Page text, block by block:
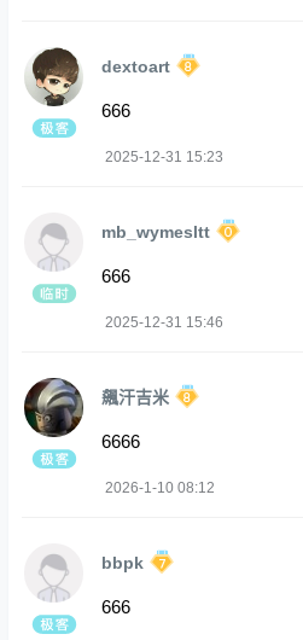
dextoart
666
2025-12-31 15:23
mb_wymesltt
666
2025-12-31 15:46
飆汗吉米
6666
2026-1-10 08:12
bbpk
666